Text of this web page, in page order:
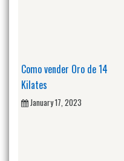
Como vender Oro de 14
Kilates
January 17, 2023